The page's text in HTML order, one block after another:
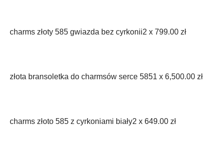
charms złoty 585 gwiazda bez cyrkonii2 x 799.00 zł
złota bransoletka do charmsów serce 5851 x 6,500.00 zł
charms złoto 585 z cyrkoniami biały2 x 649.00 zł